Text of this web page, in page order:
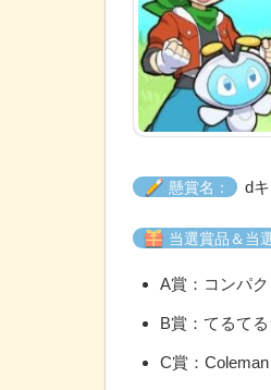
懸賞名： d
当選賞品＆当
A賞：コンパク
B賞：てるてる
C賞：Coleman